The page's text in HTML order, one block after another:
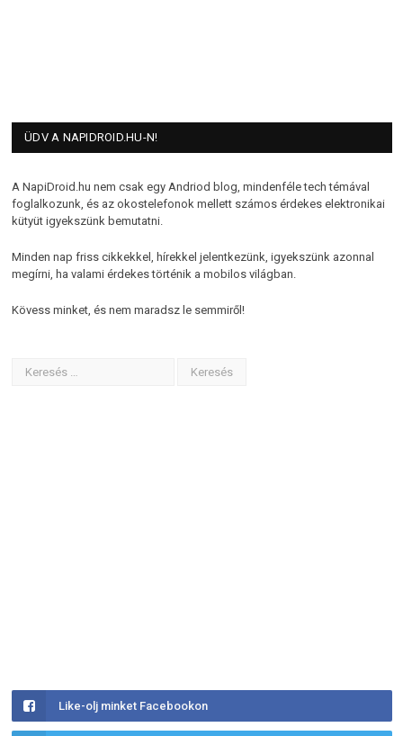
ÜDV A NAPIDROID.HU-N!
A NapiDroid.hu nem csak egy Andriod blog, mindenféle tech témával
foglalkozunk, és az okostelefonok mellett számos érdekes elektronikai
kütyüt igyekszünk bemutatni.
Minden nap friss cikkekkel, hírekkel jelentkezünk, igyekszünk azonnal
megírni, ha valami érdekes történik a mobilos világban.
Kövess minket, és nem maradsz le semmiről!
Like-olj minket Facebookon